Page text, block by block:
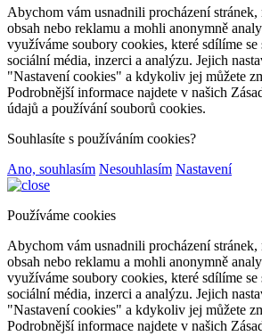
Abychom vám usnadnili procházení
obsah nebo reklamu a mohli anonymně
využíváme soubory cookies, které sdílíme
sociální média, inzerci a analýzu. Jejich
"Nastavení cookies" a kdykoliv jej můžete
Podrobnější informace najdete v našich
údajů a používání souborů cookies.
Souhlasíte s používáním cookies?
Ano, souhlasím Nesouhlasím Nastavení
Používáme cookies
Abychom vám usnadnili procházení
obsah nebo reklamu a mohli anonymně
využíváme soubory cookies, které sdílíme
sociální média, inzerci a analýzu. Jejich
"Nastavení cookies" a kdykoliv jej můžete
Podrobnější informace najdete v našich